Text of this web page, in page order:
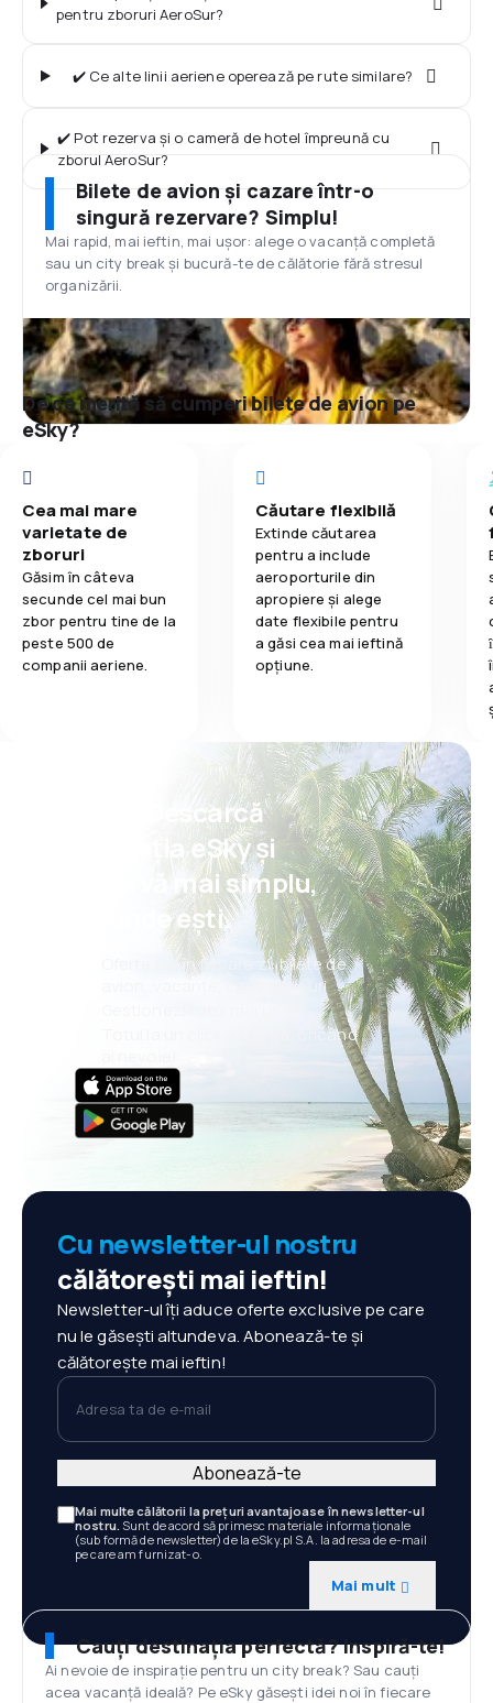
pentru zboruri AeroSur?
✔️ Ce alte linii aeriene operează pe rute similare?
✔️ Pot rezerva și o cameră de hotel împreună cu
zborul AeroSur?
Bilete de avion și cazare într-o
singură rezervare? Simplu!
Mai rapid, mai ieftin, mai ușor: alege o vacanță completă
sau un city break și bucură-te de călătorie fără stresul
organizării.
De ce merită să cumperi bilete de avion pe
eSky?
Cea mai mare
varietate de
zboruri
Găsim în câteva
secunde cel mai bun
zbor pentru tine de la
peste 500 de
companii aeriene.
Căutare flexibilă
Extinde căutarea
pentru a include
aeroporturile din
apropiere și alege
date flexibile pentru
a găsi cea mai ieftină
opțiune.
Psst! Descarcă
aplicația eSky și
rezervă mai simplu,
oriunde ești.
Oferte noi în fiecare zi: bilete de
avion, vacanțe, city break-uri
Totul la un click distanță, oricând
Cu newsletter-ul nostru
călătorești mai ieftin!
Newsletter-ul îți aduce oferte exclusive pe care
nu le găsești altundeva. Abonează-te și
călătorește mai ieftin!
Adresa ta de e-mail
Mai multe călătorii la prețuri avantajoase în newsletter-ul
nostru. Sunt de acord să primesc materiale informaționale
(sub formă de newsletter) de la eSky.pl S.A. la adresa de e-mail
pe care am furnizat-o.
Mai mult
Abonează-te
Cauți destinația perfectă? Inspiră-te!
Ai nevoie de inspirație pentru un city break? Sau cauți
acea vacanță ideală? Pe eSky găsești idei noi în fiecare